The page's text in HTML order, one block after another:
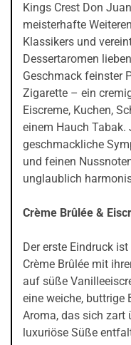
Kings Crest Don
meisterhafte
Klassikers und
Dessertaromen
Geschmack feinster
Zigarette – ein
Eiscreme, Kuchen,
einem Hauch
geschmackliche
und feinen
unglaublich
Crème Brûlée &
Der erste Eindruck
Crème Brûlée mit
auf süße
eine weiche, buttrige
Aroma, das sich zart
luxuriöse Süße